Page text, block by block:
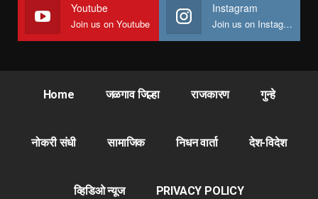
Youtube
Join us on Youtube
Instagram
Join us on Instagram
Home जळगाव जिल्हा राजकारण गुन्हे
नोकरी संधी सामाजिक निधन वार्ता देश-विदेश
व्हिडिओ न्यूज PRIVACY POLICY